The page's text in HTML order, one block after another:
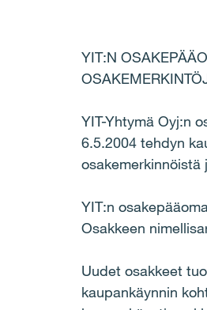
YIT:N
YIT-Yhtymä Oyj:n
6.5.2004 tehdyn
osakemerkinnöistä
YIT:n
Osakkeen
Uudet osakkeet
kaupankäynnin